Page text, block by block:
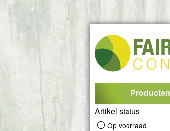
Producten
Artikel status
Op voorraad